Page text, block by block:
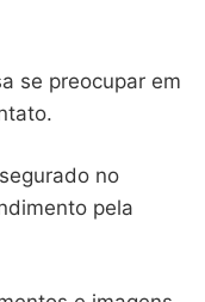
se preocupar em
no
pela